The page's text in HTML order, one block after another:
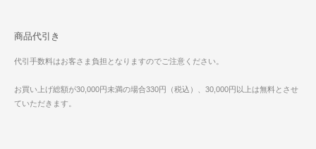
商品代引き
代引手数料はお客さま負担となりますのでご注意ください。
お買い上げ総額が30,000円未満の場合330円（税込）、30,000円以上は無料とさせ
ていただきます。